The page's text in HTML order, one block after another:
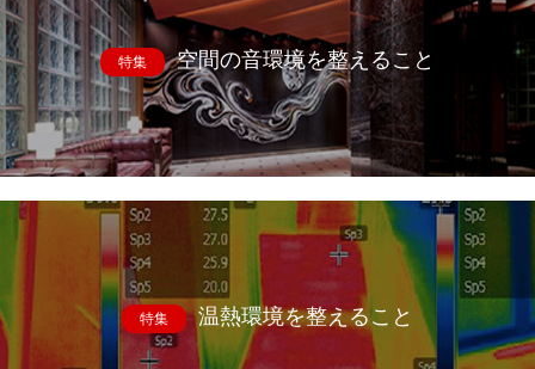
特集 空間の音環境を整えること
特集 温熱環境を整えること